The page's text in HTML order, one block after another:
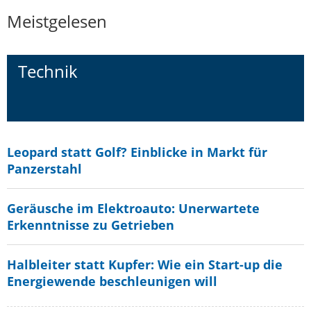
Meistgelesen
Technik
Leopard statt Golf? Einblicke in Markt für
Panzerstahl
Geräusche im Elektroauto: Unerwartete
Erkenntnisse zu Getrieben
Halbleiter statt Kupfer: Wie ein Start-up die
Energiewende beschleunigen will